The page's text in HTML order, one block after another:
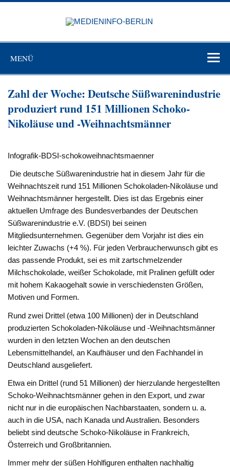
Zum
MENÜ
Zahl der Woche: Deutsche Süßwarenindustrie
produziert rund 151 Millionen Schoko-
Nikoläuse und -Weihnachtsmänner
Infografik-BDSI-schokoweihnachtsmaenner
Die deutsche Süßwarenindustrie hat in diesem Jahr für die
Weihnachtszeit rund 151 Millionen Schokoladen-Nikoläuse und
Weihnachtsmänner hergestellt. Dies ist das Ergebnis einer
aktuellen Umfrage des Bundesverbandes der Deutschen
Süßwarenindustrie e.V. (BDSI) bei seinen
Mitgliedsunternehmen. Gegenüber dem Vorjahr ist dies ein
leichter Zuwachs (+4 %). Für jeden Verbraucherwunsch gibt es
das passende Produkt, sei es mit zartschmelzender
Milchschokolade, weißer Schokolade, mit Pralinen gefüllt oder
mit hohem Kakaogehalt sowie in verschiedensten Größen,
Motiven und Formen.
Rund zwei Drittel (etwa 100 Millionen) der in Deutschland
produzierten Schokoladen-Nikoläuse und -Weihnachtsmänner
wurden in den letzten Wochen an den deutschen
Lebensmittelhandel, an Kaufhäuser und den Fachhandel in
Deutschland ausgeliefert.
Etwa ein Drittel (rund 51 Millionen) der hierzulande hergestellten
Schoko-Weihnachtsmänner gehen in den Export, und zwar
nicht nur in die europäischen Nachbarstaaten, sondern u. a.
auch in die USA, nach Kanada und Australien. Besonders
beliebt sind deutsche Schoko-Nikoläuse in Frankreich,
Österreich und Großbritannien.
Immer mehr der süßen Hohlfiguren enthalten nachhaltig